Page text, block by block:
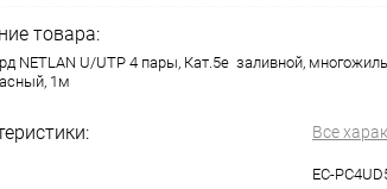
товара:
NETLAN U/UTP 4 пары, Кат.5е заливной,
1м
Все
EC-